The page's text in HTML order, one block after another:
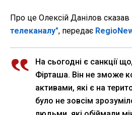
Про це Олексій Данілов сказав
телеканалу", передає
На сьогодні є санкції
Фірташа. Він не зможе
активами, які є на
було не зовсім